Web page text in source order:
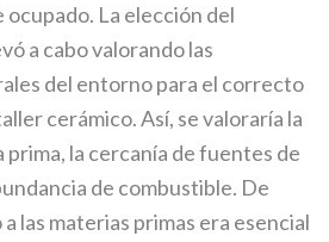
La elección del
a cabo valorando las
del entorno para el correcto
cerámico. Así, se valoraría la
la cercanía de fuentes de
de combustible. De
las materias primas era esencial